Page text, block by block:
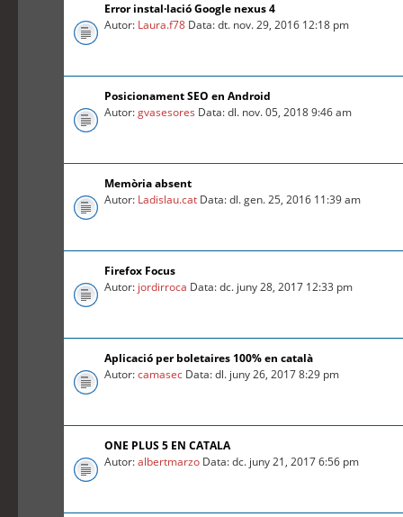
Error instal·lació Google nexus 4
Autor: Laura.f78 Data: dt. nov. 29, 2016 12:18 pm
Posicionament SEO en Android
Autor:gvasesores Data: dl. nov. 05, 2018 9:46 am
Memòria absent
Autor: Ladislau.cat Data: dl. gen. 25, 2016 11:39 am
Firefox Focus
Autor: jordirroca Data: dc. juny 28, 2017 12:33 pm
Aplicació per boletaires 100% en català
Autor:camasec Data: dl. juny 26, 2017 8:29 pm
ONE PLUS 5 EN CATALA
Autor:albertmarzo Data: dc. juny 21, 2017 6:56 pm